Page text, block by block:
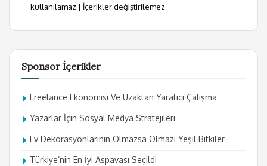
kullanılamaz | İçerikler değiştirilemez
Sponsor İçerikler
Freelance Ekonomisi Ve Uzaktan Yaratıcı Çalışma
Yazarlar İçin Sosyal Medya Stratejileri
Ev Dekorasyonlarının Olmazsa Olmazı Yeşil Bitkiler
Türkiye’nin En İyi Aspavası Seçildi